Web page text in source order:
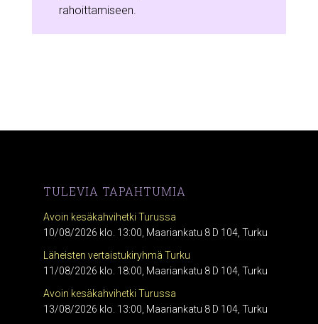
rahoittamiseen.
TULEVIA TAPAHTUMIA
Avoin kesäkahvihetki Turussa
10/08/2026 klo. 13:00, Maariankatu 8 D 104, Turku
Läheisten vertaistukiryhmä Turku
11/08/2026 klo. 18:00, Maariankatu 8 D 104, Turku
Avoin kesäkahvihetki Turussa
13/08/2026 klo. 13:00, Maariankatu 8 D 104, Turku